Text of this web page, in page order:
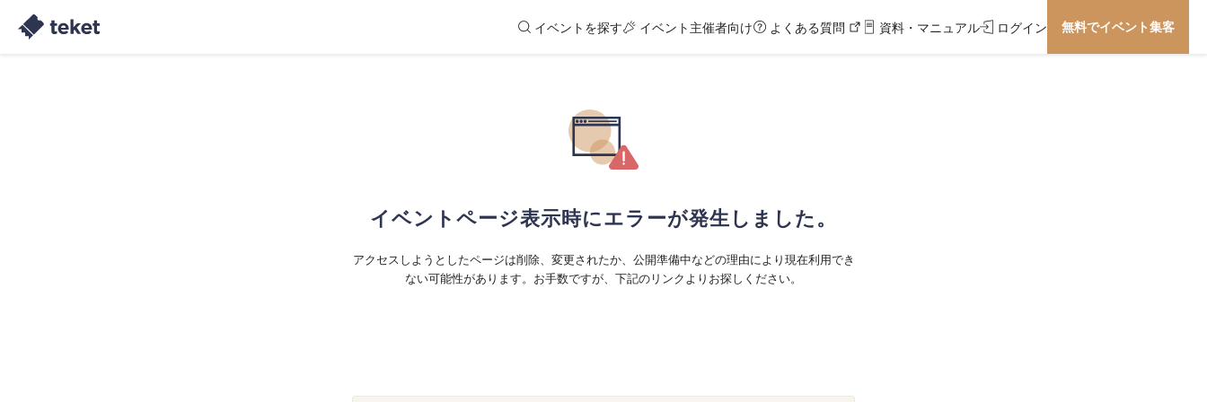
イベントを探す イベント主催者向け よくある質問 資料・マニュアル ログイン 無料でイベント集客
イベントページ表示時にエラーが発生しました。
アクセスしようとしたページは削除、変更されたか、公開準備中などの理由により現在利用でき
ない可能性があります。お手数ですが、下記のリンクよりお探しください。